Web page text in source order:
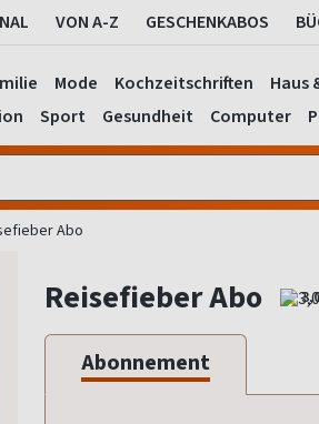
VON A-Z GESCHENKABOS
Mode Kochzeitschriften Haus
Sport Gesundheit Computer
Abo
Reisefieber Abo
Abonnement